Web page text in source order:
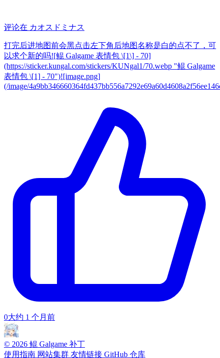
评论在 カオスドミナス
打完后进地图前会黑点击左下角后地图名称是白的点不了，可
以求个新的吗![鲲 Galgame 表情包 \[1\] - 70]
(https://sticker.kungal.com/stickers/KUNgal1/70.webp "鲲 Galgame
表情包 \[1] - 70")![image.png]
(/image/
0大约 1 个月前
© 2026 鲲 Galgame 补丁
使用指南 网站集群 友情链接 GitHub 仓库